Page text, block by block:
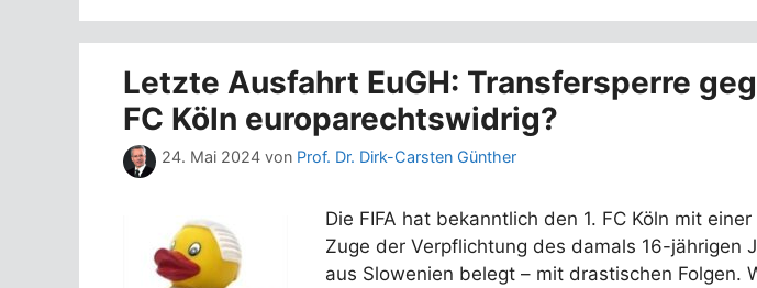
Letzte Ausfahrt EuGH: Transfersperre
FC Köln europarechtswidrig?
24. Mai 2024 von Prof. Dr. Dirk-Carsten Günther
Die FIFA hat bekanntlich den 1. FC Köln mit
Zuge der Verpflichtung des damals 16-jährigen
aus Slowenien belegt – mit drastischen Folgen.